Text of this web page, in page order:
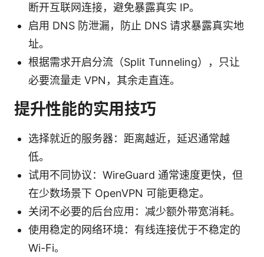
断开互联网连接，避免暴露真实 IP。
启用 DNS 防泄漏，防止 DNS 请求暴露真实地
址。
根据需求开启分流（Split Tunneling），只让
必要流量走 VPN，其余走直连。
提升性能的实用技巧
选择就近的服务器：距离越近，延迟通常越
低。
试用不同协议：WireGuard 通常速度更快，但
在少数场景下 OpenVPN 可能更稳定。
关闭不必要的后台应用：减少额外带宽消耗。
使用稳定的网络环境：有线连接优于不稳定的
Wi-Fi。